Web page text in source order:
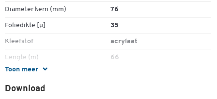
Toon meer
Diameter kern (mm) 76
Foliedikte [µ] 35
Kleefstof acrylaat
Lengte (m) 66
Materiaal
Stuk(s) per verpakking
Download